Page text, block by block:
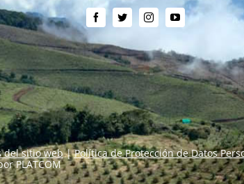
del sitio web|Política de Protección de Datos
PLATCOM